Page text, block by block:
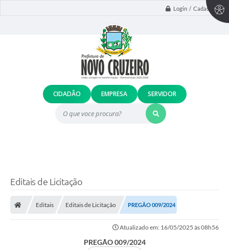
Login / Cadastro
O que voce procura?
CIDADÃO EMPRESA SERVIDOR
Editais de Licitação
Editais Editais de Licitação PREGÃO 009/2024
Atualizado em: 16/05/2025 às 08h56
PREGÃO 009/2024